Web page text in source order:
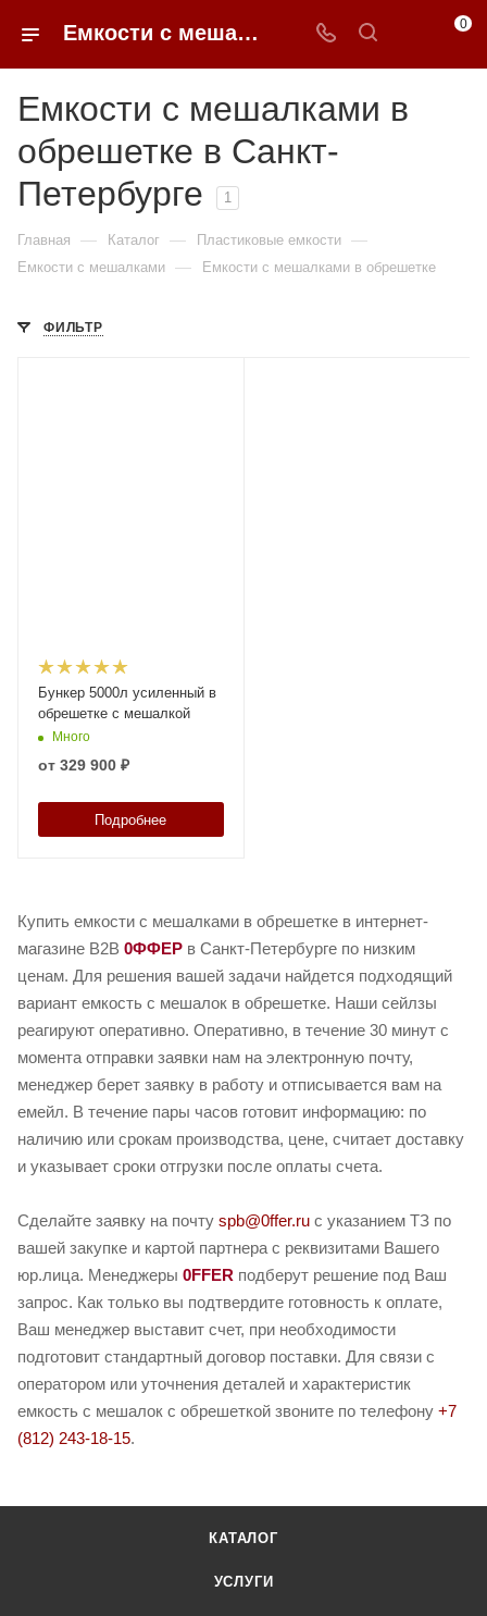
Емкости с мешалками с обрешеткой недорого в Санкт-Петербурге | 0FFER 0
Емкости с мешалками в
обрешетке в Санкт-
Петербурге
1
Главная — Каталог — Пластиковые емкости —
Емкости с мешалками — Емкости с мешалками в обрешетке
ФИЛЬТР
Бункер 5000л усиленный в
обрешетке с мешалкой
Много
от 329 900 ₽
Подробнее
Купить емкости с мешалками в обрешетке в интернет-
магазине B2B 0ФФЕР в Санкт-Петербурге по низким
ценам. Для решения вашей задачи найдется подходящий
вариант емкость с мешалок в обрешетке. Наши сейлзы
реагируют оперативно. Оперативно, в течение 30 минут с
момента отправки заявки нам на электронную почту,
менеджер берет заявку в работу и отписывается вам на
емейл. В течение пары часов готовит информацию: по
наличию или срокам производства, цене, считает доставку
и указывает сроки отгрузки после оплаты счета.
Сделайте заявку на почту spb@0ffer.ru с указанием ТЗ по
вашей закупке и картой партнера с реквизитами Вашего
юр.лица. Менеджеры 0FFER подберут решение под Ваш
запрос. Как только вы подтвердите готовность к оплате,
Ваш менеджер выставит счет, при необходимости
подготовит стандартный договор поставки. Для связи с
оператором или уточнения деталей и характеристик
емкость с мешалок с обрешеткой звоните по телефону +7
(812) 243-18-15.
КАТАЛОГ
УСЛУГИ